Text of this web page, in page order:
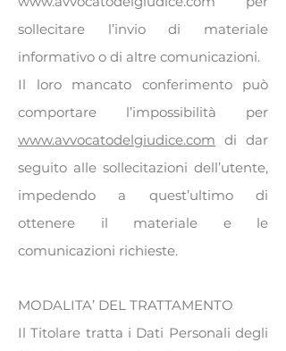
sollecitare l’invio di materiale
informativo o di altre comunicazioni.
Il loro mancato conferimento può
comportare l’impossibilità per
www.avvocatodelgiudice.com di dar
seguito alle sollecitazioni dell’utente,
impedendo a quest’ultimo di
ottenere il materiale e le
comunicazioni richieste.
MODALITA’ DEL TRATTAMENTO
Il Titolare tratta i Dati Personali degli